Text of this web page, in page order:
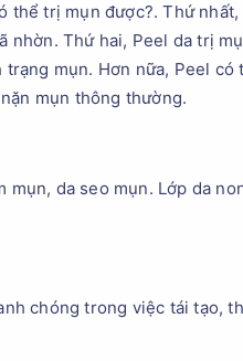
thể trị mụn được?. Thứ
nhờn. Thứ hai, Peel da trị
mụn. Hơn nữa, Peel có
mụn thông thường.
da seo mụn. Lớp da
chóng trong việc tái tạo,